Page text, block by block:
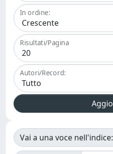
In ordine:
Risultati/Pagina
Autori/Record:
Vai a una voce nell'indice: